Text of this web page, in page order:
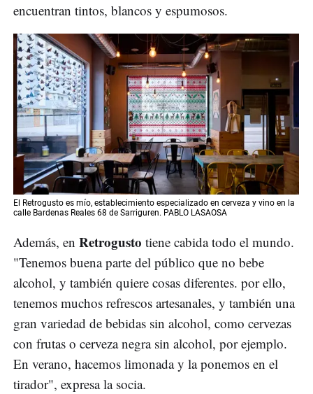
encuentran tintos, blancos y espumosos.
El Retrogusto es mío, establecimiento especializado en cerveza y vino en la
calle Bardenas Reales 68 de Sarriguren. PABLO LASAOSA
Además, en Retrogusto tiene cabida todo el mundo.
"Tenemos buena parte del público que no bebe
alcohol, y también quiere cosas diferentes. por ello,
tenemos muchos refrescos artesanales, y también una
gran variedad de bebidas sin alcohol, como cervezas
con frutas o cerveza negra sin alcohol, por ejemplo.
En verano, hacemos limonada y la ponemos en el
tirador", expresa la socia.